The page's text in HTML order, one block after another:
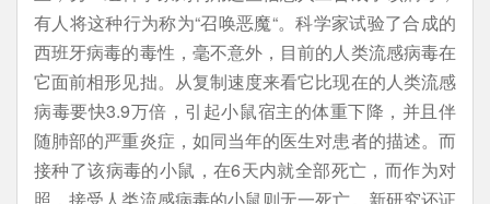
有人将这种行为称为“召唤恶魔“。科学家试验了合成的
西班牙病毒的毒性，毫不意外，目前的人类流感病毒在
它面前相形见拙。从复制速度来看它比现在的人类流感
病毒要快3.9万倍，引起小鼠宿主的体重下降，并且伴
随肺部的严重炎症，如同当年的医生对患者的描述。而
接种了该病毒的小鼠，在6天内就全部死亡，而作为对